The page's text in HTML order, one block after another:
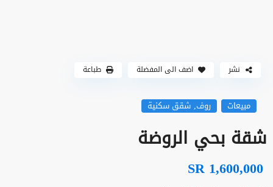
مبيعات روف,شقق سكنية
شقة بحي الروضة
SR 1,600,000
نشر اضف الى المفضلة طباعة